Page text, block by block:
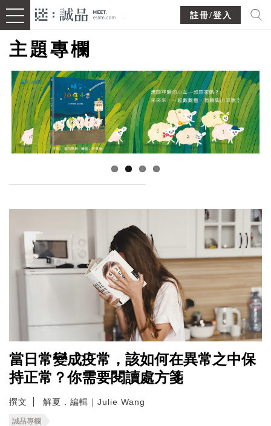
註冊/登入
主題專欄
當日常變成疫常，該如何在異常之中保
持正常？你需要閱讀處方箋
撰文 解夏．編輯｜Julie Wang
誠品專欄